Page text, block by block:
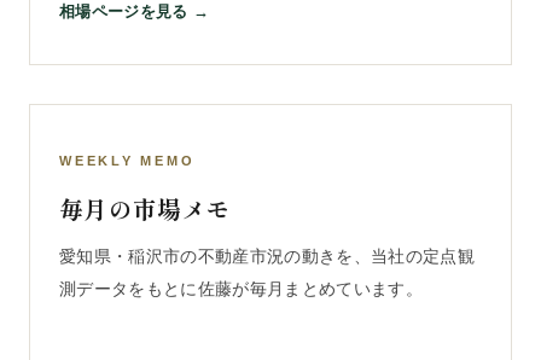
相場ページを見る →
WEEKLY MEMO
毎月の市場メモ
愛知県・稲沢市の不動産市況の動きを、当社の定点観
測データをもとに佐藤が毎月まとめています。